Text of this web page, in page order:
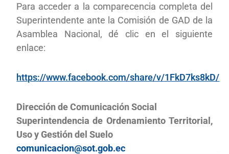
Para acceder a la comparecencia completa del
Superintendente ante la Comisión de GAD de la
Asamblea Nacional, dé clic en el siguiente
enlace:
https://www.facebook.com/share/v/1FkD7ks8kD/
Dirección de Comunicación Social
Superintendencia de Ordenamiento Territorial,
Uso y Gestión del Suelo
comunicacion@sot.gob.ec